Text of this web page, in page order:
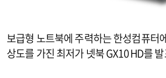
보급형 노트북에 주력하는 한성컴퓨터
상도를 가진 최저가 넷북 GX10 HD를